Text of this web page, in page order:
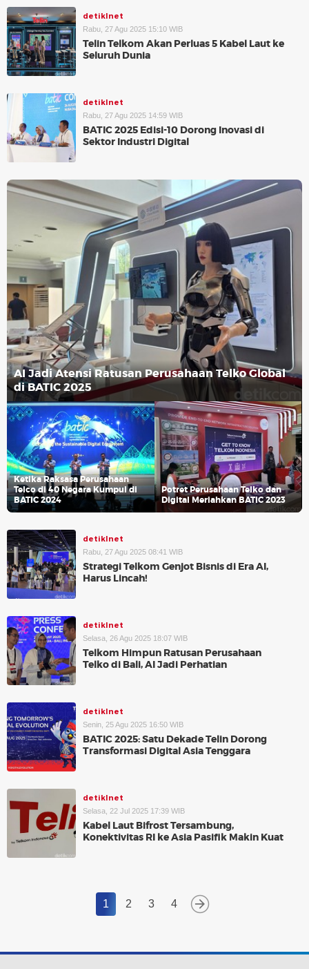
detikInet
Rabu, 27 Agu 2025 15:10 WIB
Telin Telkom Akan Perluas 5 Kabel Laut ke
Seluruh Dunia
detikInet
Rabu, 27 Agu 2025 14:59 WIB
BATIC 2025 Edisi-10 Dorong Inovasi di
Sektor Industri Digital
AI Jadi Atensi Ratusan Perusahaan Telko Global
di BATIC 2025
Ketika Raksasa Perusahaan
Telco di 40 Negara Kumpul di
BATIC 2024
Potret Perusahaan Telko dan
Digital Meriahkan BATIC 2023
detikInet
Rabu, 27 Agu 2025 08:41 WIB
Strategi Telkom Genjot Bisnis di Era AI,
Harus Lincah!
detikInet
Selasa, 26 Agu 2025 18:07 WIB
Telkom Himpun Ratusan Perusahaan
Telko di Bali, AI Jadi Perhatian
detikInet
Senin, 25 Agu 2025 16:50 WIB
BATIC 2025: Satu Dekade Telin Dorong
Transformasi Digital Asia Tenggara
detikInet
Selasa, 22 Jul 2025 17:39 WIB
Kabel Laut Bifrost Tersambung,
Konektivitas RI ke Asia Pasifik Makin Kuat
1 2 3 4